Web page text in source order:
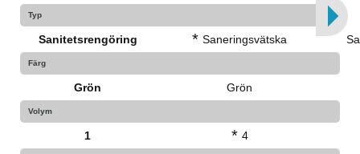
Typ
Sanitetsrengöring * Saneringsvätska
Färg
Grön Grön
Volym
1 * 4